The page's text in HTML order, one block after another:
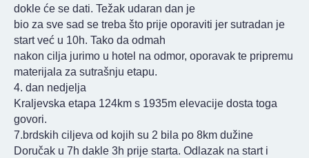
dokle će se dati. Težak udaran dan je
bio za sve sad se treba što prije oporaviti jer sutradan je
start već u 10h. Tako da odmah
nakon cilja jurimo u hotel na odmor, oporavak te pripremu
materijala za sutrašnju etapu.
4. dan nedjelja
Kraljevska etapa 124km s 1935m elevacije dosta toga
govori.
7.brdskih ciljeva od kojih su 2 bila po 8km dužine
Doručak u 7h dakle 3h prije starta. Odlazak na start i